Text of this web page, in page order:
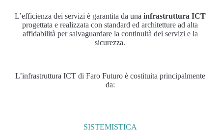
L’efficienza dei servizi è garantita da una infrastruttura ICT
progettata e realizzata con standard ed architetture ad alta
affidabilità per salvaguardare la continuità dei servizi e la
sicurezza.
L’infrastruttura ICT di Faro Futuro è costituita principalmente
da:
SISTEMISTICA